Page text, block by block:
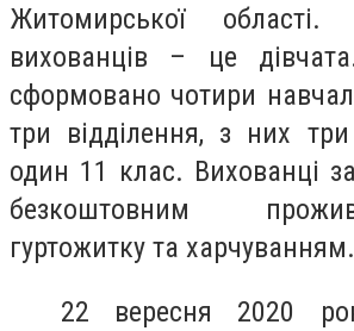
Житомирської
вихованців – це дівчата.
сформовано чотири
три відділення, з них
один 11 клас. Вихованці
безкоштовним
гуртожитку та харчуванням.
22 вересня 2020